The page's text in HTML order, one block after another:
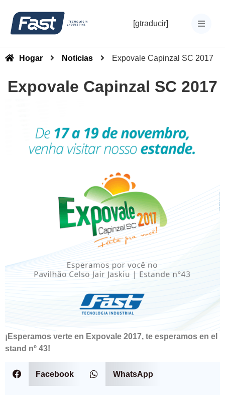
[gtraducir]
Hogar Noticias Expovale Capinzal SC 2017
Expovale Capinzal SC 2017
¡Esperamos verte en Expovale 2017, te esperamos en el
stand nº 43!
Facebook WhatsApp